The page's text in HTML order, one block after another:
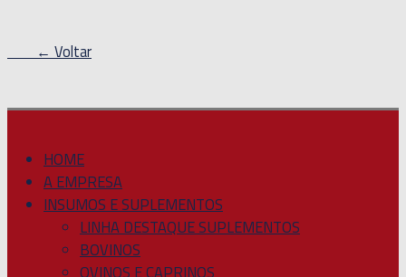
← Voltar
HOME
A EMPRESA
INSUMOS E SUPLEMENTOS
LINHA DESTAQUE SUPLEMENTOS
BOVINOS
OVINOS E CAPRINOS